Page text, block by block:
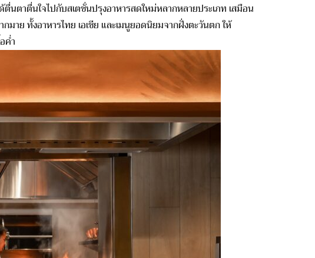
าตื่นใจไปกับสเตชั่นปรุงอาหารสดใหม่หลากหลายประเภท เสมือน
าย ทั้งอาหารไทย เอเชีย และเมนูยอดนิยมจากฝั่งตะวันตก ให้
ค่ำ